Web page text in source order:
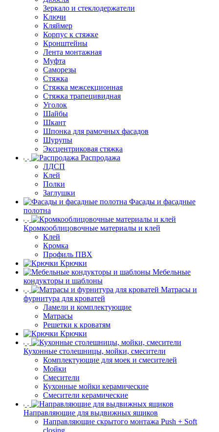
Зеркало и стеклодержатели
Ключи
Кляймер
Корпус к стяжке
Кронштейны
Лента монтажная
Муфта
Саморезы
Стяжка
Стяжка межсекционная
Стяжка трапецивидная
Уголок
Шайбы
Шкант
Шпонка для рамочных фасадов
Шурупы
Эксцентриковая стяжка
Распродажа
ЛДСП
Клей
Полки
Заглушки
Фасады и фасадные
полотна
Кромкооблицовочные материалы и клей
Клей
Кромка
Профиль ПВХ
Крючки
Мебельные
кондукторы и шаблоны
Матрасы и
фурнитура для кроватей
Ламели и комплектующие
Матрасы
Решетки к кроватям
Крючки
Кухонные столешницы, мойки, смесители
Комплектующие для моек и смесителей
Мойки
Смесители
Кухонные мойки керамические
Смесители керамические
Направляющие для выдвижных ящиков
Направляющие скрытого монтажа Push + Soft
closing